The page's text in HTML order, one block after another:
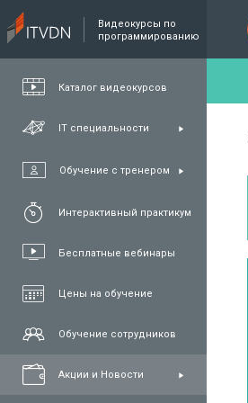
Видеокурсы по
программированию
Каталог видеокурсов
IT специальности
Обучение с тренером
Интерактивный практикум
Бесплатные вебинары
Цены на обучение
Обучение сотрудников
Акции и Новости
,FullStack